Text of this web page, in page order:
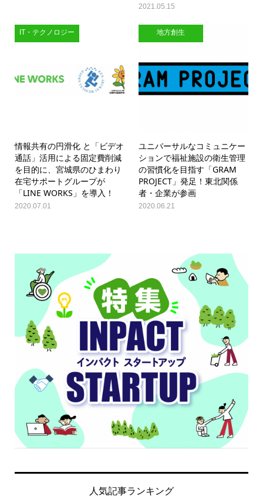
2021.05.15
IT・テクノロジー
情報共有の円滑化 と「ビデオ
通話」活用による固定費削減
を目的に、宮城県のひまわり
在宅サポートグループが
「LINE WORKS」を導入！
2020.07.01
地方創生
ユニバーサルなコミュニケー
ションで福祉施設の衛生管理
の習慣化を目指す「GRAM
PROJECT」発足！東北関係
者・企業が参画
2020.06.21
人気記事ランキング